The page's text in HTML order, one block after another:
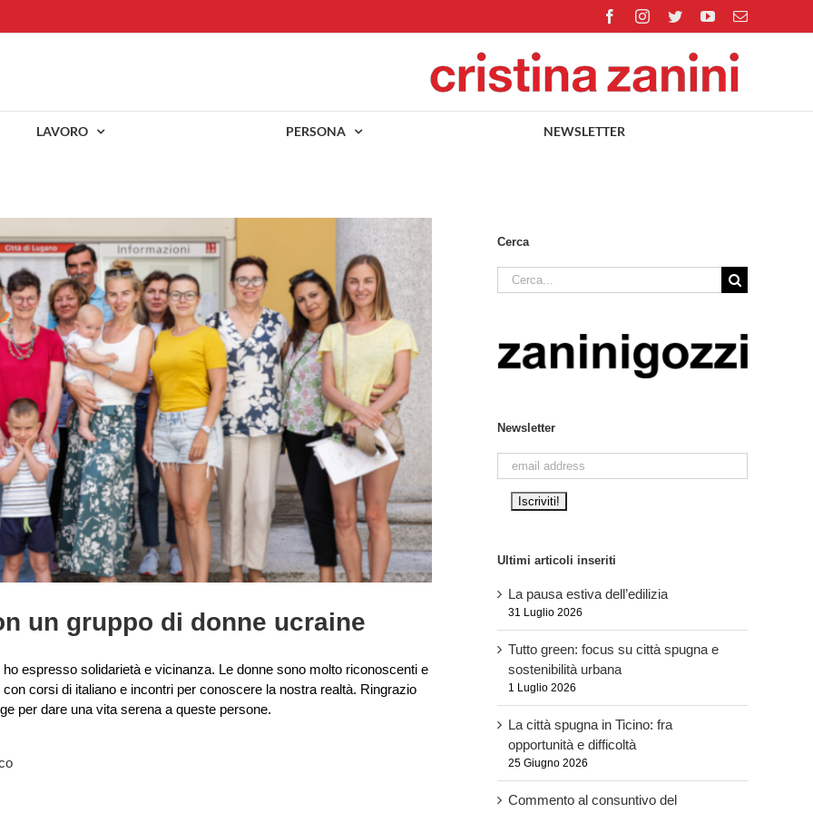
FacebookInstagram
TwitterYouTubeEmail
LAVORO PERSONA NEWSLETTER
un gruppo di donne ucraine
espresso solidarietà e vicinanza. Le donne sono molto riconoscenti e
corsi di italiano e incontri per conoscere la nostra realtà. Ringrazio
per dare una vita serena a queste persone.
Cerca
Cerca
per:
Newsletter
Ultimi articoli inseriti
La pausa estiva dell’edilizia
31 Luglio 2026
Tutto green: focus su città spugna e
sostenibilità urbana
1 Luglio 2026
La città spugna in Ticino: fra
opportunità e difficoltà
25 Giugno 2026
Commento al consuntivo del